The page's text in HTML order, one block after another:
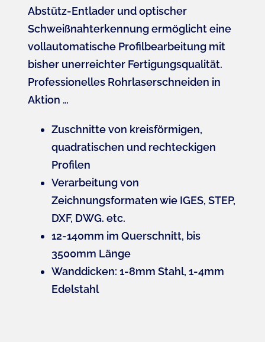
Abstütz-Entlader und optischer
Schweißnaht­erkennung ermöglicht eine
vollautomatische Profilbearbeitung mit
bisher unerreichter Fertigungsqualität.
Professionelles Rohrlaserschneiden in
Aktion …
Zuschnitte von kreisförmigen,
quadratischen und rechteckigen
Profilen
Verarbeitung von
Zeichnungsformaten wie IGES, STEP,
DXF, DWG. etc.
12-140mm im Querschnitt, bis
3500mm Länge
Wanddicken: 1-8mm Stahl, 1-4mm
Edelstahl